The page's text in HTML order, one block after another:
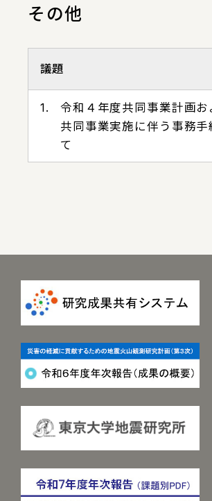
その他
議題
1.
令和４年度共同事業計画お
共同事業実施に伴う事務手
て